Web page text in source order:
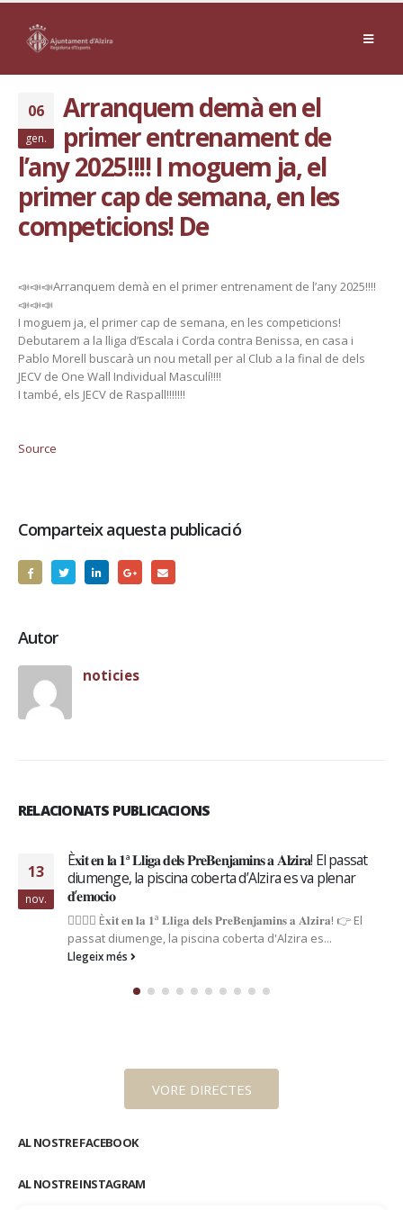
06
gen.
Arranquem demà en el
primer entrenament de
l’any 2025!!!! I moguem ja, el
primer cap de semana, en les
competicions! De
📣📣📣Arranquem demà en el primer entrenament de l’any 2025!!!!
📣📣📣
I moguem ja, el primer cap de semana, en les competicions!
Debutarem a la lliga d’Escala i Corda contra Benissa, en casa i
Pablo Morell buscarà un nou metall per al Club a la final de dels
JECV de One Wall Individual Masculí!!!!
I també, els JECV de Raspall!!!!!!!
Source
Comparteix aquesta publicació
Autor
noticies
RELACIONATS PUBLICACIONS
𝐀𝐥𝐳𝐢𝐫𝐚! El passat
es va plenar
𝐚 𝐀𝐥𝐳𝐢𝐫𝐚! 👉 El
14
El regidor d’esports, Fernando
Alzira per la seua victòria de hui
El regidor d'esports, Fernando
per la seua victòria de hui enfront del
VORE DIRECTES
AL NOSTRE FACEBOOK
AL NOSTRE INSTAGRAM